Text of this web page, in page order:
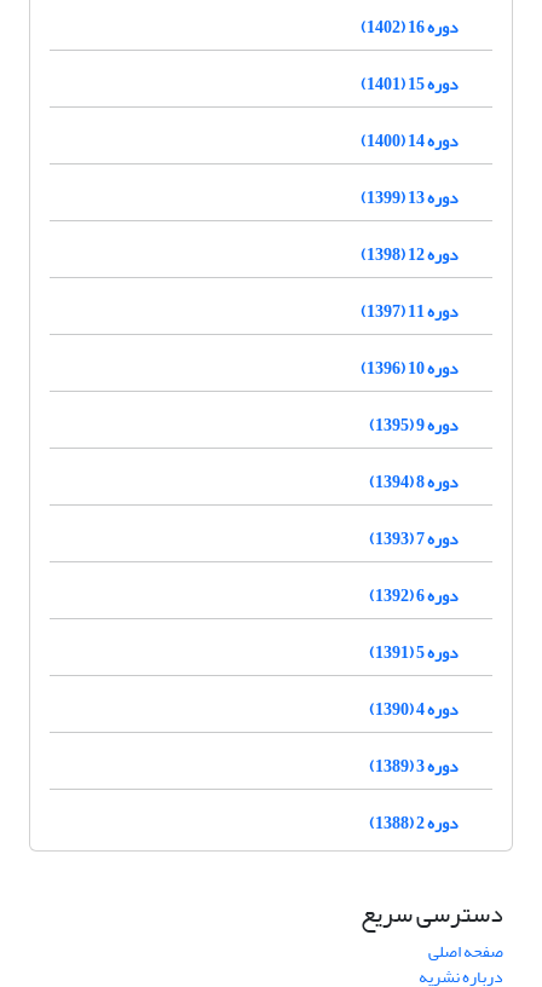
دوره 16 (1402)
دوره 15 (1401)
دوره 14 (1400)
دوره 13 (1399)
دوره 12 (1398)
دوره 11 (1397)
دوره 10 (1396)
دوره 9 (1395)
دوره 8 (1394)
دوره 7 (1393)
دوره 6 (1392)
دوره 5 (1391)
دوره 4 (1390)
دوره 3 (1389)
دوره 2 (1388)
دسترسی سریع
صفحه اصلی
درباره نشریه